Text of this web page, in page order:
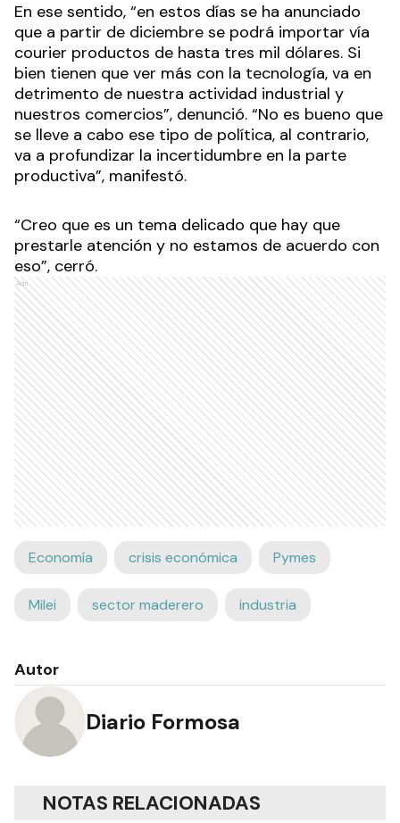
En ese sentido, “en estos días se ha anunciado
que a partir de diciembre se podrá importar vía
courier productos de hasta tres mil dólares. Si
bien tienen que ver más con la tecnología, va en
detrimento de nuestra actividad industrial y
nuestros comercios”, denunció. “No es bueno que
se lleve a cabo ese tipo de política, al contrario,
va a profundizar la incertidumbre en la parte
productiva”, manifestó.
“Creo que es un tema delicado que hay que
prestarle atención y no estamos de acuerdo con
eso”, cerró.
Ads
Economía crisis económica Pymes
Milei sector maderero industria
Autor
Diario Formosa
NOTAS RELACIONADAS